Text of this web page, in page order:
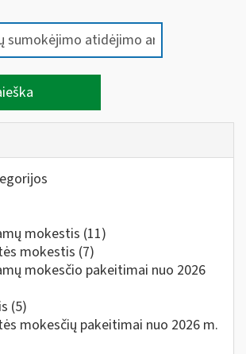
mokestis (11)
mokestis (7)
mokesčio pakeitimai nuo 2026
(5)
mokesčių pakeitimai nuo 2026 m.